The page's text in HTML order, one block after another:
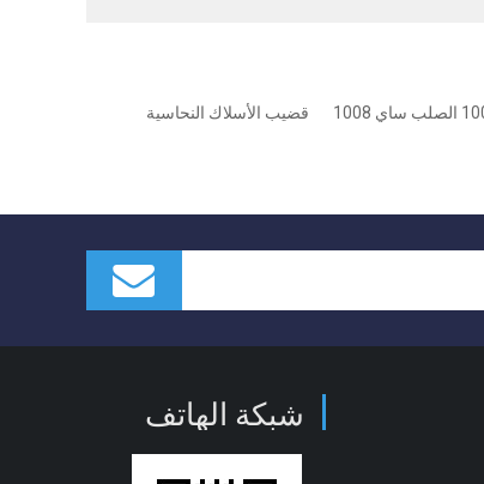
قضيب الأسلاك النحاسية
شبكة الهاتف